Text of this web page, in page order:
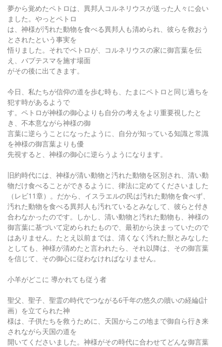
夢から覚めたペトロは、異邦人コルネリウスが送った人々に会い
ました。やっとペトロ
は、神様が汚れた動物を食べる異邦人も清められ、彼らを救おう
とされたという事実を
悟りました。それでペトロが、コルネリウスの家に御言葉を伝
え、バプテスマを施す場面
がその後に出てきます。
今日、私たちが信仰の道を歩む時も、たまにペトロと同じ過ちを
犯す時があるようで
す。ペトロが神様の御心よりも自分の考えをより重要視したと
き、不本意ながら神様の御
言葉に逆らうことになったように、自分が知っている知識と常識
を神様の御言葉よりも優
先視すると、神様の御心に逆らうようになります。
旧約時代には、神様が清い動物と汚れた動物を区別され、清い動
物だけ食べることができるように、律法に定めてくださいました
（レビ11章）。だから、イスラエルの民は汚れた動物を食べず、
汚れた動物を食べる異邦人も汚れているとみなして、彼らと付き
合わなかったのです。しかし、清い動物と汚れた動物も、神様の
御言葉に基づいて定められたもので、最初から決まっていたので
はありません。たとえ以前までは、清くなく汚れた獣とみなした
としても、神様が清めたと言われたら、それ以降は、その御言葉
を信じて、その御心に従わなければなりません。
小羊がどこに 導かれても従う者
聖父、聖子、聖霊の時代でつながる6千年の悠久の贖いの経綸(計
画）を立てられた神
様は、子供たちを救うために、天国からこの地まで御自ら行き来
されながら天国の道を
開いてくださいました。神様がその時代に合わせてどんな御言葉